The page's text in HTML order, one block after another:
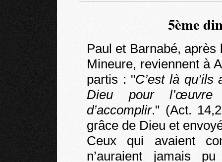
5ème
Paul et Barnabé,
Mineure, reviennent à
partis : "C’est là
Dieu pour l’œuvre
d’accomplir." (Act.
grâce de Dieu et
Ceux qui avaient
n’auraient jamais